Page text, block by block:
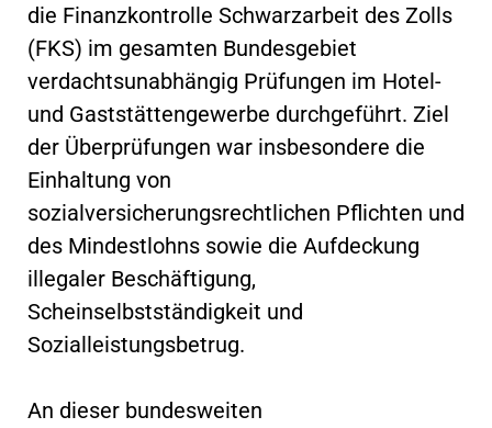
die Finanzkontrolle Schwarzarbeit des Zolls
(FKS) im gesamten Bundesgebiet
verdachtsunabhängig Prüfungen im Hotel-
und Gaststättengewerbe durchgeführt. Ziel
der Überprüfungen war insbesondere die
Einhaltung von
sozialversicherungsrechtlichen Pflichten und
des Mindestlohns sowie die Aufdeckung
illegaler Beschäftigung,
Scheinselbstständigkeit und
Sozialleistungsbetrug.
An dieser bundesweiten